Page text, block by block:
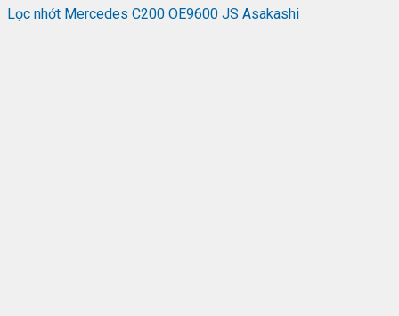
Lọc nhớt Mercedes C200 OE9600 JS Asakashi